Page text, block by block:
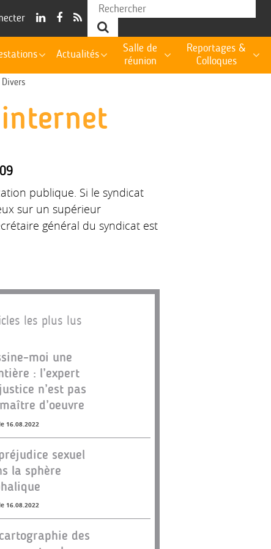
Actualités
Salle de
réunion
Reportages &
Colloques
Divers
publique. Si le syndicat
sur un supérieur
général du syndicat est
les plus lus
moi une
: l’expert
n’est pas
d’oeuvre
16.08.2022
sexuel
la sphère
16.08.2022
des